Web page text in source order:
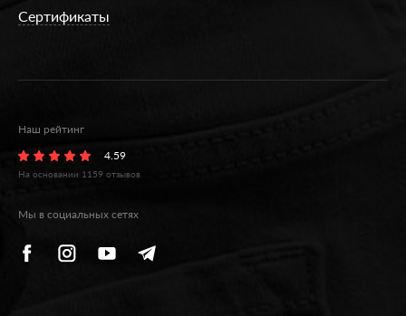
Сертификаты
Наш рейтинг
4.59
На основании 1159 отзывов
Мы в социальных сетях